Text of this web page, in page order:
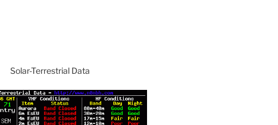
Solar-Terrestrial Data